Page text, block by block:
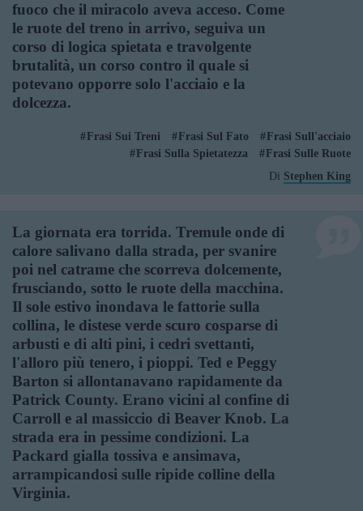
fuoco che il miracolo aveva acceso. Come
le ruote del treno in arrivo, seguiva un
corso di logica spietata e travolgente
brutalità, un corso contro il quale si
potevano opporre solo l'acciaio e la
dolcezza.
Frasi Sui Treni Frasi Sul Fato
Frasi Sull'acciaio
Frasi Sulla Spietatezza
Frasi Sulle Ruote
Di Stephen King
La giornata era torrida. Tremule onde di
calore salivano dalla strada, per svanire
poi nel catrame che scorreva dolcemente,
frusciando, sotto le ruote della macchina.
Il sole estivo inondava le fattorie sulla
collina, le distese verde scuro cosparse di
arbusti e di alti pini, i cedri svettanti,
l'alloro più tenero, i pioppi. Ted e Peggy
Barton si allontanavano rapidamente da
Patrick County. Erano vicini al confine di
Carroll e al massiccio di Beaver Knob. La
strada era in pessime condizioni. La
Packard gialla tossiva e ansimava,
arrampicandosi sulle ripide colline della
Virginia.